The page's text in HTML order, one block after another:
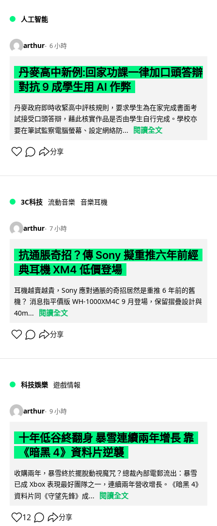
人工智能
arthur 6 小時
丹麥高中新例:回家功課一律加口頭答辯
對抗 9 成學生用 AI 作弊
丹麥政府即時收緊高中評核規則，要求學生為在家完成書面考
試接受口頭答辯，藉此核實作品是否由學生自行完成。學校亦
要在筆試監察電腦螢幕、設定網絡防...
閱讀全文
分享
3C科技 流動音樂 音樂耳機
arthur 7 小時
抗通脹奇招？傳 Sony 擬重推六年前經
典耳機 XM4 低價登場
耳機越賣越貴，Sony 應對通脹的奇招居然是重推 6 年前的舊
機？ 消息指平價版 WH-1000XM4C 9 月登場，保留摺疊設計與
40m...
閱讀全文
分享
科技娛樂 遊戲情報
arthur 9 小時
十年低谷終翻身 暴雪連續兩年增長 靠
《暗黑 4》資料片逆襲
收購兩年，暴雪終於擺脫動視魔咒？總裁內部電郵流出：暴雪
已成 Xbox 表現最好團隊之一，連續兩年營收增長。《暗黑 4》
資料片同《守望先鋒》成...
閱讀全文
12 分享